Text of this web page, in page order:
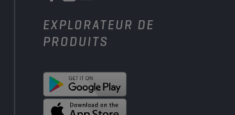
EXPLORATEUR DE
PRODUITS